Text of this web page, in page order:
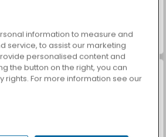
Car Parking City Duel
information to measure and
service, to assist our marketing
personalised content and
the button on the right, you can
rights. For more information see our